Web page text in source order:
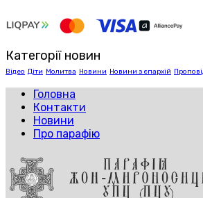
Категорії новин
Відео Діти Молитва Новини Новини з єпархій
Головна
Контакти
Новини
Про парафію